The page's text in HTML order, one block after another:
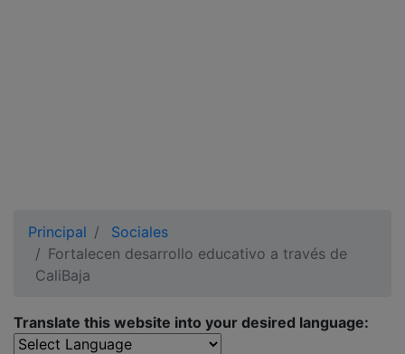
Principal
Sociales
Fortalecen desarrollo educativo a través de
CaliBaja
Translate this website into your desired language: